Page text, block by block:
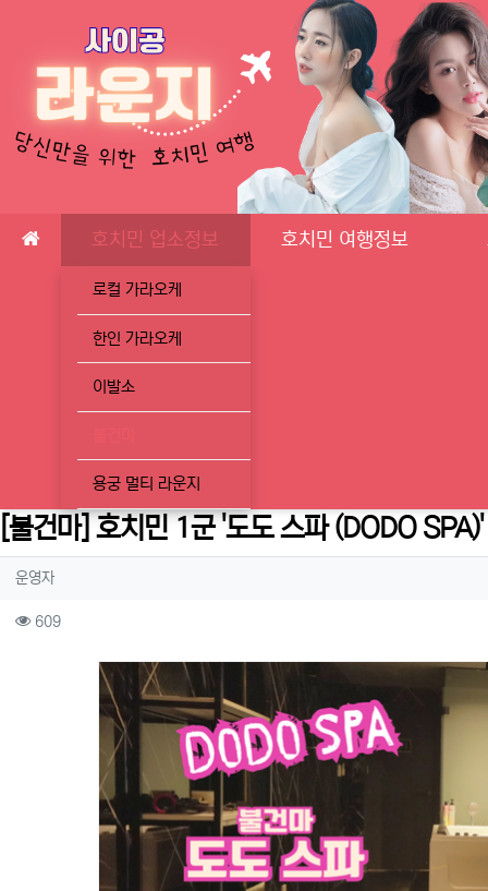
메인 메뉴호치민 업소정보
로컬 가라오케
한인 가라오케
이발소
용궁 멀티 라운지
호치민 여행정보
[불건마] 호치민 1군 '도도 스파 (DODO SPA)'
작성자 정보
운영자작성
컨텐츠 정보
609조회